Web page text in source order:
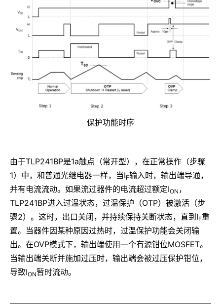
保护功能时序
由于TLP241BP是1a触点（常开型），在正常操作（步骤
1）中，和普通光继电器一样，当IF输入时，输出端导通，
并有电流流动。如果流过器件的电流超过额定ION ，
TLP241BP进入过温状态，过温保护（OTP）被激活（步
骤2）。这时，出口关闭，并持续保持关断状态，直到IF重
置。当器件因某种原因过热时，过温保护功能会关闭输
出。在OVP模式下，输出端使用一个有源钳位MOSFET。
当输出端关断并施加过压时，输出端会被过压保护钳位，
导致ION暂时流动。